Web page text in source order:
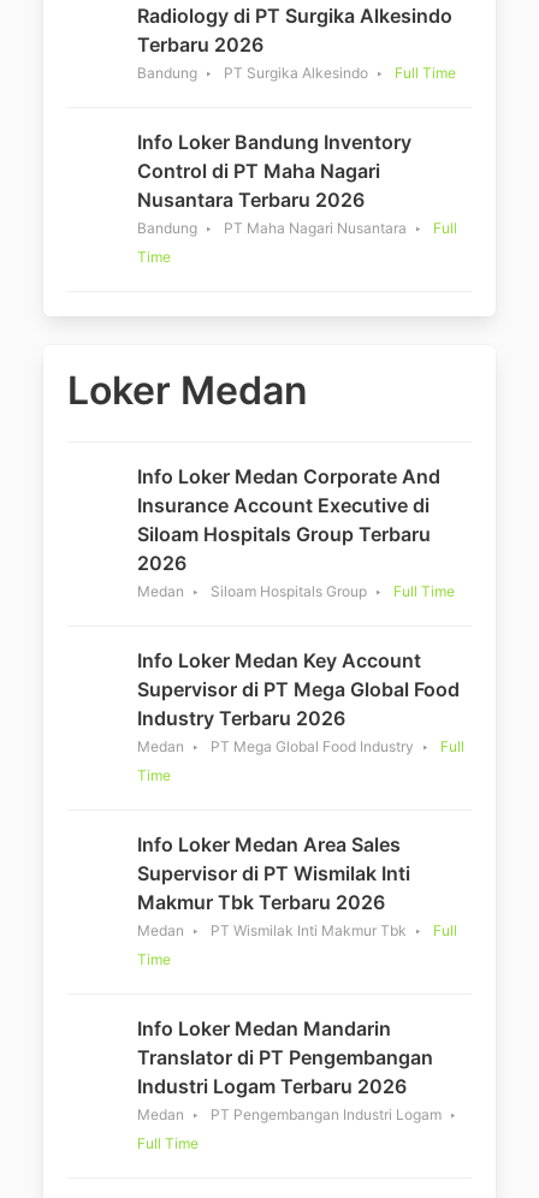
Radiology di PT Surgika Alkesindo
Terbaru 2026
Bandung PT Surgika Alkesindo Full Time
Info Loker Bandung Inventory
Control di PT Maha Nagari
Nusantara Terbaru 2026
Bandung PT Maha Nagari Nusantara
Full
Time
Loker Medan
Info Loker Medan Corporate And
Insurance Account Executive di
Siloam Hospitals Group Terbaru
2026
Medan Siloam Hospitals Group Full Time
Info Loker Medan Key Account
Supervisor di PT Mega Global Food
Industry Terbaru 2026
Medan PT Mega Global Food Industry
Full
Time
Info Loker Medan Area Sales
Supervisor di PT Wismilak Inti
Makmur Tbk Terbaru 2026
Medan PT Wismilak Inti Makmur Tbk
Full
Time
Info Loker Medan Mandarin
Translator di PT Pengembangan
Industri Logam Terbaru 2026
Medan
PT Pengembangan Industri Logam
Full Time